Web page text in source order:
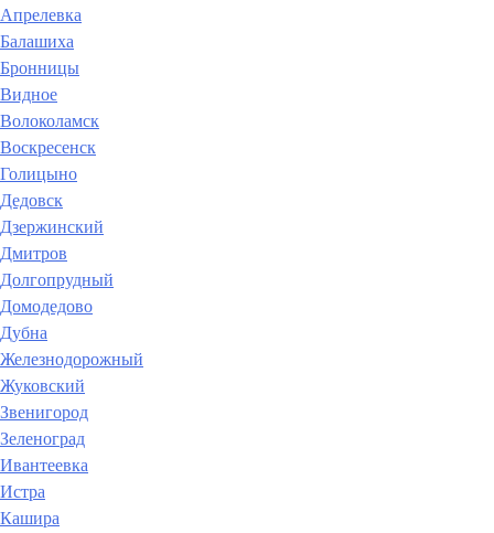
Апрелевка
Балашиха
Бронницы
Видное
Волоколамск
Воскресенск
Голицыно
Дедовск
Дзержинский
Дмитров
Долгопрудный
Домодедово
Дубна
Железнодорожный
Жуковский
Звенигород
Зеленоград
Ивантеевка
Истра
Кашира